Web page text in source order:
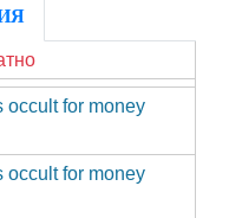
occult for money
occult for money